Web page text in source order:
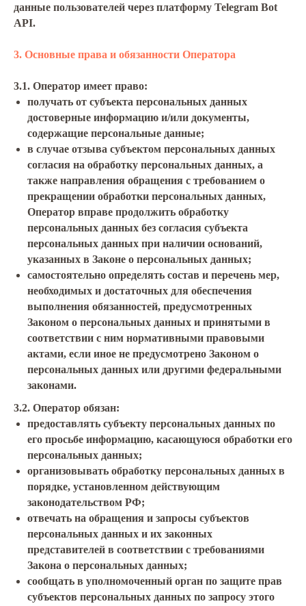
данные пользователей через платформу Telegram Bot
API.
3. Основные права и обязанности Оператора
3.1. Оператор имеет право:
получать от субъекта персональных данных
достоверные информацию и/или документы,
содержащие персональные данные;
в случае отзыва субъектом персональных данных
согласия на обработку персональных данных, а
также направления обращения с требованием о
прекращении обработки персональных данных,
Оператор вправе продолжить обработку
персональных данных без согласия субъекта
персональных данных при наличии оснований,
указанных в Законе о персональных данных;
самостоятельно определять состав и перечень мер,
необходимых и достаточных для обеспечения
выполнения обязанностей, предусмотренных
Законом о персональных данных и принятыми в
соответствии с ним нормативными правовыми
актами, если иное не предусмотрено Законом о
персональных данных или другими федеральными
законами.
3.2. Оператор обязан:
предоставлять субъекту персональных данных по
его просьбе информацию, касающуюся обработки его
персональных данных;
организовывать обработку персональных данных в
порядке, установленном действующим
законодательством РФ;
отвечать на обращения и запросы субъектов
персональных данных и их законных
представителей в соответствии с требованиями
Закона о персональных данных;
сообщать в уполномоченный орган по защите прав
субъектов персональных данных по запросу этого